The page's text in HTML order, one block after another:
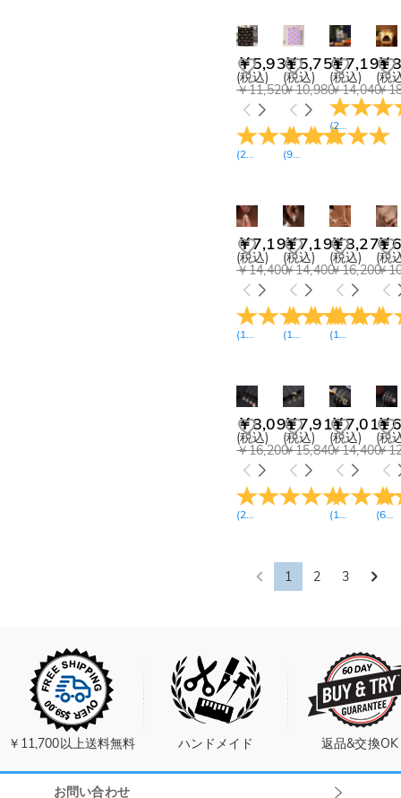
￥5,931
(税込)
￥11,520
(22 レビュー)
￥5,751
(税込)
￥10,980
(9レビュー
￥7,191
(税込)
￥14,040
(24 レビュー
￥
(税
￥
￥7,191
(税込)
￥14,400
(17 レビュー)
￥7,191
(税込)
￥14,400
(14 レビュー)
￥8,271
(税込)
￥16,200
(18 レビュー
￥
(税
￥
￥8,091
(税込)
￥16,200
(21 レビュー
￥7,911
(税込)
￥15,840
￥7,011
(税込)
￥14,400
(12 レビュー)
￥
(税
￥
(6レ
1 2 3
￥11,700以上送料無料 ハンドメイド 返品&交換OK
お問い合わせ